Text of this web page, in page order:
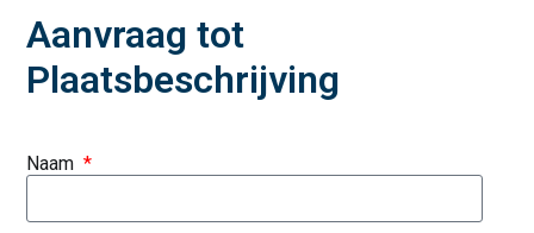
Aanvraag tot
Plaatsbeschrijving
Naam